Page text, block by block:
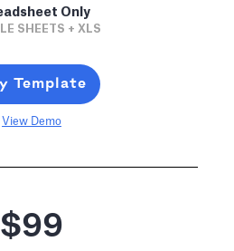
Only
SHEETS + XLS
Template
View Demo
$99